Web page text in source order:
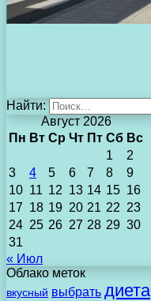
Найти:
Август 2026
Пн Вт Ср Чт Пт Сб Вс
1
2
3
4 5 6 7 8
9
10 11 12 13 14 15 16
17 18 19 20 21 22 23
24 25 26 27 28 29 30
31
« Июл
Облако меток
вкусный выбрать диета